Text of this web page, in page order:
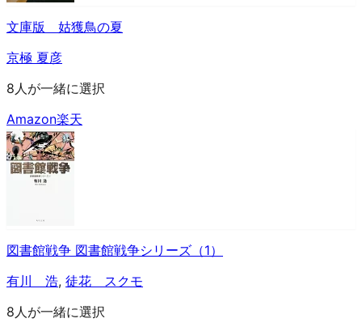
文庫版 姑獲鳥の夏
京極 夏彦
8人が一緒に選択
Amazon楽天
図書館戦争 図書館戦争シリーズ（1）
有川 浩, 徒花 スクモ
8人が一緒に選択